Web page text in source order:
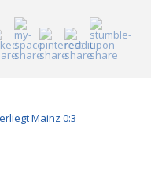
Mainz 0:3